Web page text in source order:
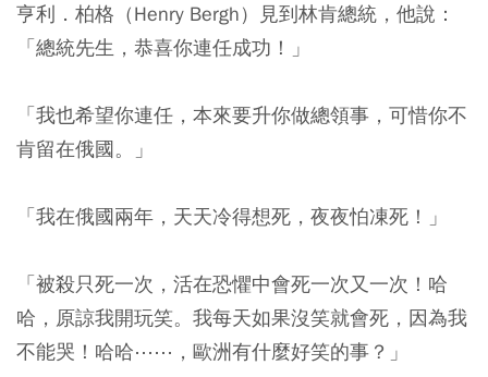
亨利．柏格（Henry Bergh）見到林肯總統，他說：
「總統先生，恭喜你連任成功！」
「我也希望你連任，本來要升你做總領事，可惜你不
肯留在俄國。」
「我在俄國兩年，天天冷得想死，夜夜怕凍死！」
「被殺只死一次，活在恐懼中會死一次又一次！哈
哈，原諒我開玩笑。我每天如果沒笑就會死，因為我
不能哭！哈哈⋯⋯，歐洲有什麼好笑的事？」